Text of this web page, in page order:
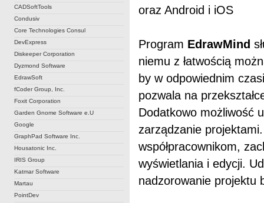
CADSoftTools
Condusiv
Core Technologies Consul
DevExpress
Diskeeper Corporation
Dyzmond Software
EdrawSoft
fCoder Group, Inc.
Foxit Corporation
Garden Gnome Software e.U
Google
GraphPad Software Inc.
Housatonic Inc.
IRIS Group
Katmar Software
Martau
PointDev
oraz Android i iOS
Program EdrawMind
niemu z łatwością
by w odpowiednim
pozwala na
Dodatkowo możliwość
zarządzanie
współpracownikom,
wyświetlania i edycji.
nadzorowanie projektu